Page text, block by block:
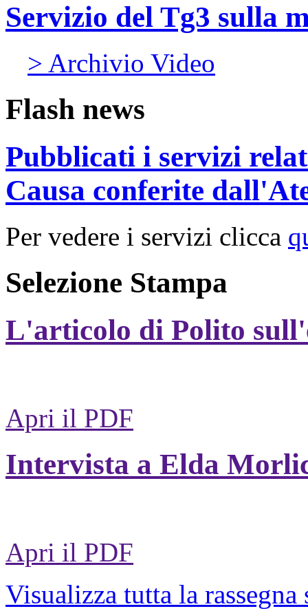
Servizio del Tg3 sulla
> Archivio Video
Flash news
Pubblicati i servizi
Causa conferite
Per vedere i servizi clicca
Selezione Stampa
L'articolo di Polito
Apri il PDF
Intervista a Elda
Apri il PDF
Visualizza tutta la rassegna